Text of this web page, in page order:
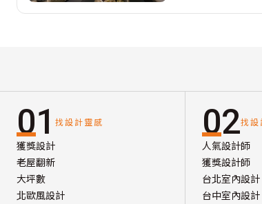
01 找設計靈感
獲獎設計
老屋翻新
大坪數
北歐風設計
02找設
人氣設計師
獲獎設計師
台北室內設計
台中室內設計